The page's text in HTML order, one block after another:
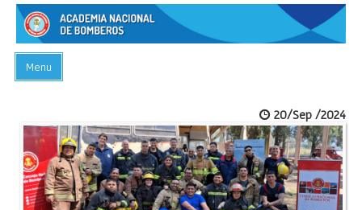
Menu
ACADEMIA
PREGUNTAS FRECUENTES
BIBLIOTECA
20/Sep /2024